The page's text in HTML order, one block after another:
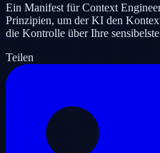
Ein Manifest für Context
Prinzipien, um der KI den
die Kontrolle über Ihre
Teilen